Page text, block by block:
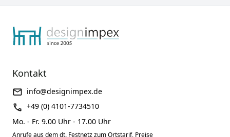
Kontakt
info@designimpex.de
+49 (0) 4101-7734510
Mo. - Fr. 9.00 Uhr - 17.00 Uhr
Anrufe aus dem dt. Festnetz zum Ortstarif, Preise